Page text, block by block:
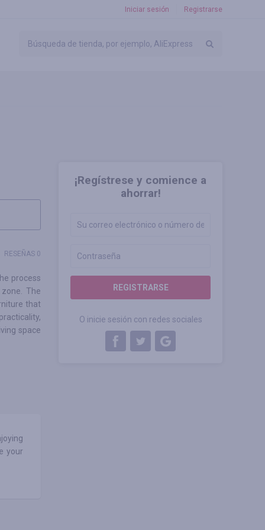
Iniciar sesión Registrarse
¡Regístrese y comience a
ahorrar!
REGISTRARSE
O inicie sesión con redes sociales
RESEÑAS 0
process
The
that
space
your